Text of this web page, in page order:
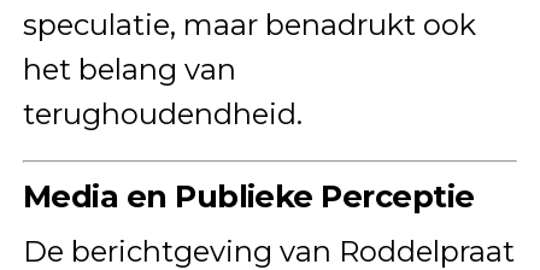
speculatie, maar benadrukt ook
het belang van
terughoudendheid.
Media en Publieke Perceptie
De berichtgeving van Roddelpraat